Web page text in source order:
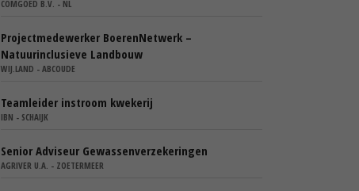
COMGOED B.V. - NL
Projectmedewerker BoerenNetwerk –
Natuurinclusieve Landbouw
WIJ.LAND - ABCOUDE
Teamleider instroom kwekerij
IBN - SCHAIJK
Senior Adviseur Gewassenverzekeringen
AGRIVER U.A. - ZOETERMEER